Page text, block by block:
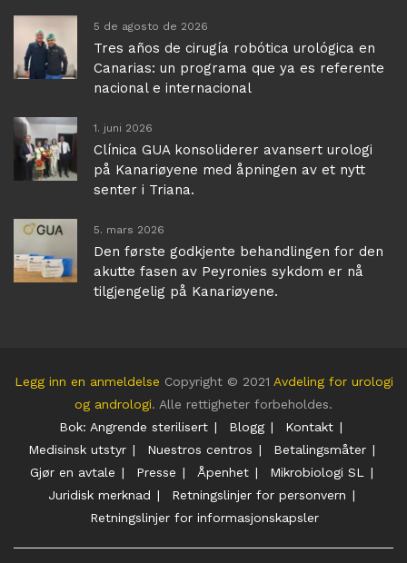
5 de agosto de 2026
Tres años de cirugía robótica urológica en
Canarias: un programa que ya es referente
nacional e internacional
1. juni 2026
Clínica GUA konsoliderer avansert urologi
på Kanariøyene med åpningen av et nytt
senter i Triana.
5. mars 2026
Den første godkjente behandlingen for den
akutte fasen av Peyronies sykdom er nå
tilgjengelig på Kanariøyene.
Legg inn en anmeldelse Copyright © 2021 Avdeling for urologi
og andrologi. Alle rettigheter forbeholdes.
Bok: Angrende sterilisert
Blogg
Kontakt
Medisinsk utstyr
Nuestros centros
Betalingsmåter
Gjør en avtale
Presse Åpenhet
Mikrobiologi SL
Juridisk merknad
Retningslinjer for personvern
Retningslinjer for informasjonskapsler